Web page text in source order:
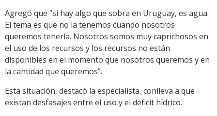
Agregó que “si hay algo que sobra en Uruguay, es agua.
El tema es que no la tenemos cuando nosotros
queremos tenerla. Nosotros somos muy caprichosos en
el uso de los recursos y los recursos no están
disponibles en el momento que nosotros queremos y en
la cantidad que queremos”.
Esta situación, destacó la especialista, conlleva a que
existan desfasajes entre el uso y el déficit hídrico.